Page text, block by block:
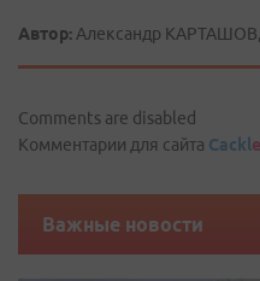
Автор: Александр КАРТАШОВ,
Comments are disabled
Комментарии для сайта Cackle
Важные новости